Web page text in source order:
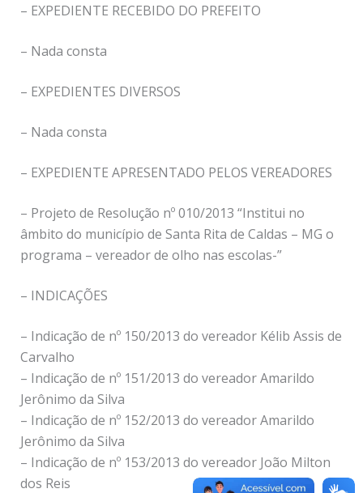
– EXPEDIENTE RECEBIDO DO PREFEITO
– Nada consta
– EXPEDIENTES DIVERSOS
– Nada consta
– EXPEDIENTE APRESENTADO PELOS VEREADORES
– Projeto de Resolução nº 010/2013 “Institui no
âmbito do município de Santa Rita de Caldas – MG o
programa – vereador de olho nas escolas-”
– INDICAÇÕES
– Indicação de nº 150/2013 do vereador Kélib Assis de
Carvalho
– Indicação de nº 151/2013 do vereador Amarildo
Jerônimo da Silva
– Indicação de nº 152/2013 do vereador Amarildo
Jerônimo da Silva
– Indicação de nº 153/2013 do vereador João Milton
dos Reis